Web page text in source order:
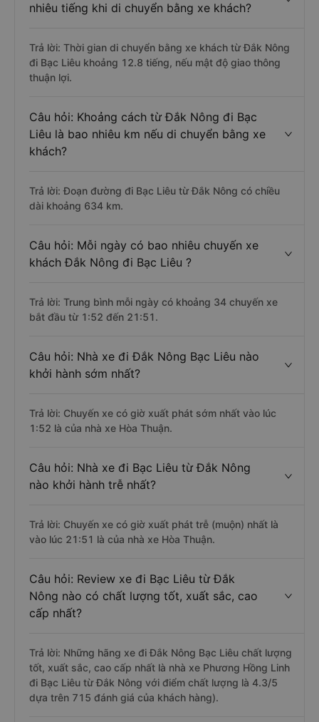
nhiêu tiếng khi di chuyển bằng xe khách?
Trả lời: Thời gian di chuyển bằng xe khách từ Đắk Nông
đi Bạc Liêu khoảng 12.8 tiếng, nếu mật độ giao thông
thuận lợi.
Câu hỏi: Khoảng cách từ Đắk Nông đi Bạc
Liêu là bao nhiêu km nếu di chuyển bằng xe
khách?
Trả lời: Đoạn đường đi Bạc Liêu từ Đắk Nông có chiều
dài khoảng 634 km.
Câu hỏi: Mỗi ngày có bao nhiêu chuyến xe
khách Đắk Nông đi Bạc Liêu ?
Trả lời: Trung bình mỗi ngày có khoảng 34 chuyến xe
bắt đầu từ 1:52 đến 21:51.
Câu hỏi: Nhà xe đi Đắk Nông Bạc Liêu nào
khởi hành sớm nhất?
Trả lời: Chuyến xe có giờ xuất phát sớm nhất vào lúc
1:52 là của nhà xe Hòa Thuận.
Câu hỏi: Nhà xe đi Bạc Liêu từ Đắk Nông
nào khởi hành trễ nhất?
Trả lời: Chuyến xe có giờ xuất phát trễ (muộn) nhất là
vào lúc 21:51 là của nhà xe Hòa Thuận.
Câu hỏi: Review xe đi Bạc Liêu từ Đắk
Nông nào có chất lượng tốt, xuất sắc, cao
cấp nhất?
Trả lời: Những hãng xe đi Đắk Nông Bạc Liêu chất lượng
tốt, xuất sắc, cao cấp nhất là nhà xe Phương Hồng Linh
đi Bạc Liêu từ Đắk Nông với điểm chất lượng là 4.3/5
dựa trên 715 đánh giá của khách hàng).